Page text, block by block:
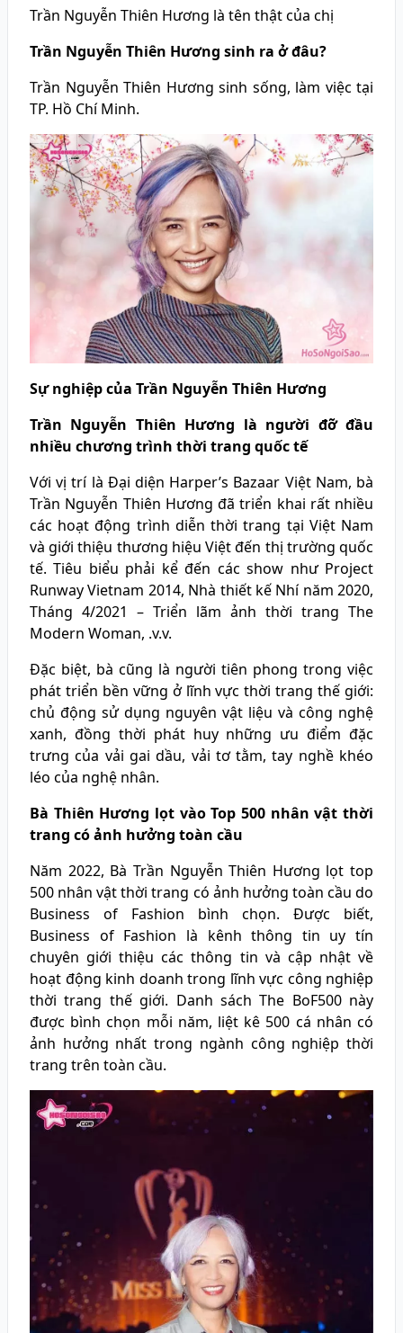
Trần Nguyễn Thiên Hương là tên thật của chị
Trần Nguyễn Thiên Hương sinh ra ở đâu?
Trần Nguyễn Thiên Hương sinh sống, làm việc tại
TP. Hồ Chí Minh.
Sự nghiệp của Trần Nguyễn Thiên Hương
Trần Nguyễn Thiên Hương là người đỡ đầu
nhiều chương trình thời trang quốc tế
Với vị trí là Đại diện Harper’s Bazaar Việt Nam, bà
Trần Nguyễn Thiên Hương đã triển khai rất nhiều
các hoạt động trình diễn thời trang tại Việt Nam
và giới thiệu thương hiệu Việt đến thị trường quốc
tế. Tiêu biểu phải kể đến các show như Project
Runway Vietnam 2014, Nhà thiết kế Nhí năm 2020,
Tháng 4/2021 – Triển lãm ảnh thời trang The
Modern Woman, .v.v.
Đặc biệt, bà cũng là người tiên phong trong việc
phát triển bền vững ở lĩnh vực thời trang thế giới:
chủ động sử dụng nguyên vật liệu và công nghệ
xanh, đồng thời phát huy những ưu điểm đặc
trưng của vải gai dầu, vải tơ tằm, tay nghề khéo
léo của nghệ nhân.
Bà Thiên Hương lọt vào Top 500 nhân vật thời
trang có ảnh hưởng toàn cầu
Năm 2022, Bà Trần Nguyễn Thiên Hương lọt top
500 nhân vật thời trang có ảnh hưởng toàn cầu do
Business of Fashion bình chọn. Được biết,
Business of Fashion là kênh thông tin uy tín
chuyên giới thiệu các thông tin và cập nhật về
hoạt động kinh doanh trong lĩnh vực công nghiệp
thời trang thế giới. Danh sách The BoF500 này
được bình chọn mỗi năm, liệt kê 500 cá nhân có
ảnh hưởng nhất trong ngành công nghiệp thời
trang trên toàn cầu.